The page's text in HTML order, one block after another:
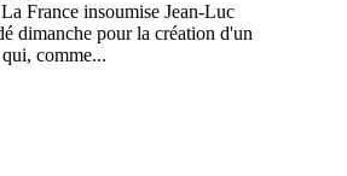
France insoumise Jean-Luc
dimanche pour la création d'un
comme...